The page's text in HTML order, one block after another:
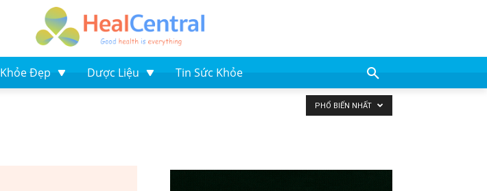
Khỏe Đẹp Dược Liệu Tin Sức Khỏe
PHỔ BIẾN NHẤT